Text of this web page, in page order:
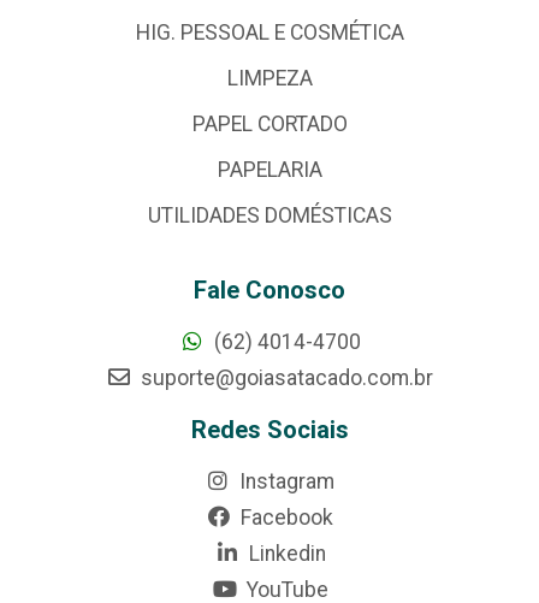
HIG. PESSOAL E COSMÉTICA
LIMPEZA
PAPEL CORTADO
PAPELARIA
UTILIDADES DOMÉSTICAS
Fale Conosco
(62) 4014-4700
suporte@goiasatacado.com.br
Redes Sociais
Instagram
Facebook
Linkedin
YouTube